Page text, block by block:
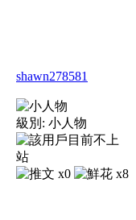
shawn278581
級別: 小人物
x0 x8